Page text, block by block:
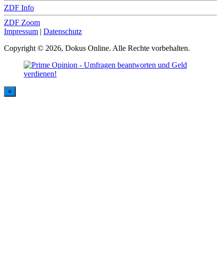
ZDF Info
ZDF Zoom
Impressum | Datenschutz
Copyright © 2026, Dokus Online. Alle Rechte vorbehalten.
×